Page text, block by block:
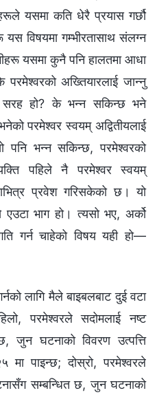
यसमा कति धेरै प्रयास गर्छौ
यस विषयमा गम्भीरतासाथ संलग्‍न
यसमा कुनै पनि हालतमा आधा
अख्तियारलाई जान्‍नु
सरह हो? के भन्‍न सकिन्छ भने
परमेश्‍वर स्वयम्‌ अद्वितीयलाई
पनि भन्‍न सकिन्छ, परमेश्‍वरको
पहिले नै परमेश्‍वर स्वयम्‌
प्रवेश गरिसकेको छ। यो
एउटा भाग हो। त्यसो भए, अर्को
चाहेको विषय यही हो—
लागि मैले बाइबलबाट दुई वटा
परमेश्‍वरले सदोमलाई नष्ट
जुन घटनाको विवरण उत्‍पत्ति
मा पाइन्छ; दोस्रो, परमेश्‍वरले
सम्‍बन्धित छ, जुन घटनाको